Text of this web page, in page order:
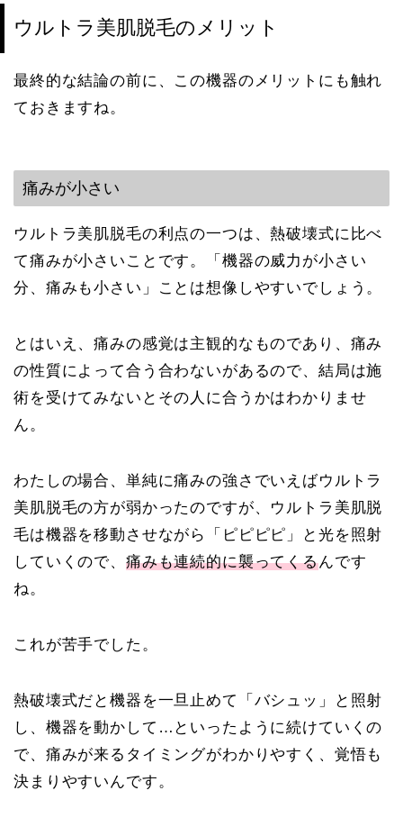
ウルトラ美肌脱毛のメリット
最終的な結論の前に、この機器のメリットにも触れ
ておきますね。
痛みが小さい
ウルトラ美肌脱毛の利点の一つは、熱破壊式に比べ
て痛みが小さいことです。「機器の威力が小さい
分、痛みも小さい」ことは想像しやすいでしょう。
とはいえ、痛みの感覚は主観的なものであり、痛み
の性質によって合う合わないがあるので、結局は施
術を受けてみないとその人に合うかはわかりませ
ん。
わたしの場合、単純に痛みの強さでいえばウルトラ
美肌脱毛の方が弱かったのですが、ウルトラ美肌脱
毛は機器を移動させながら「ピピピピ」と光を照射
していくので、 痛みも連続的に襲ってくるんです
ね。
これが苦手でした。
熱破壊式だと機器を一旦止めて「バシュッ」と照射
し、機器を動かして…といったように続けていくの
で、痛みが来るタイミングがわかりやすく、覚悟も
決まりやすいんです。